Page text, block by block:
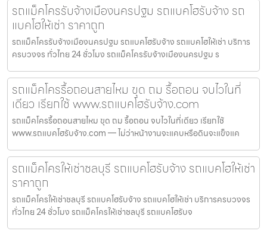
รถแม็คโครรับจ้างเมืองนครปฐม รถแบคโฮรับจ้าง รถ
แบคโฮให้เช่า ราคาถูก
รถแม็คโครรับจ้างเมืองนครปฐม รถแบคโฮรับจ้าง รถแบคโฮให้เช่า บริการ
ครบวงจร ทั่วไทย 24 ชั่วโมง รถแม็คโครรับจ้างเมืองนครปฐม ร
รถแม็คโครรื้อถอนสายไหม ขุด ถม รื้อถอน จบไวในที่
เดียว เรียกใช้ www.รถแบคโฮรับจ้าง.com
รถแม็คโครรื้อถอนสายไหม ขุด ถม รื้อถอน จบไวในที่เดียว เรียกใช้
www.รถแบคโฮรับจ้าง.com — ไม่ว่าหน้างานจะแคบหรือดินจะแข็งแค
รถแม็คโครให้เช่าชลบุรี รถแบคโฮรับจ้าง รถแบคโฮให้เช่า
ราคาถูก
รถแม็คโครให้เช่าชลบุรี รถแบคโฮรับจ้าง รถแบคโฮให้เช่า บริการครบวงจร
ทั่วไทย 24 ชั่วโมง รถแม็คโครให้เช่าชลบุรี รถแบคโฮรับจ